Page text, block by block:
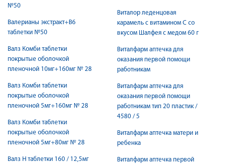
№50
Валерианы экстракт+В6
таблетки №50
Валз Комби таблетки
покрытые оболочкой
пленочной 10мг+160мг № 28
Валз Комби таблетки
покрытые оболочкой
пленочной 5мг+160мг № 28
Валз Комби таблетки
покрытые оболочкой
пленочной 5мг+80мг № 28
Валз Н таблетки 160 / 12,5мг
Виталор леденцовая
карамель с витамином С со
вкусом Шалфея с медом 60 г
Виталфарм аптечка для
оказания первой помощи
работникам
Виталфарм аптечка для
оказания первой помощи
работникам тип 20 пластик /
4580 / 5
Виталфарм аптечка матери и
ребенка
Виталфарм аптечка первой